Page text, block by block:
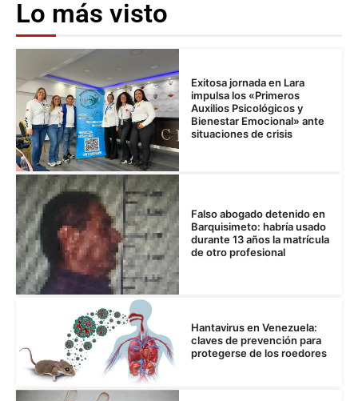
Lo más visto
Exitosa jornada en Lara
impulsa los «Primeros
Auxilios Psicológicos y
Bienestar Emocional» ante
situaciones de crisis
Falso abogado detenido en
Barquisimeto: habría usado
durante 13 años la matrícula
de otro profesional
Hantavirus en Venezuela:
claves de prevención para
protegerse de los roedores